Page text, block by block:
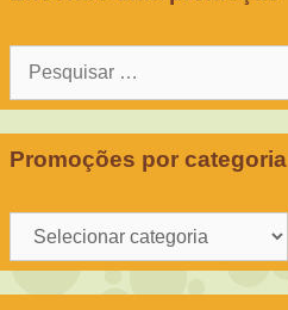
Pesquisar
Promoções por categoria
Promoções
por